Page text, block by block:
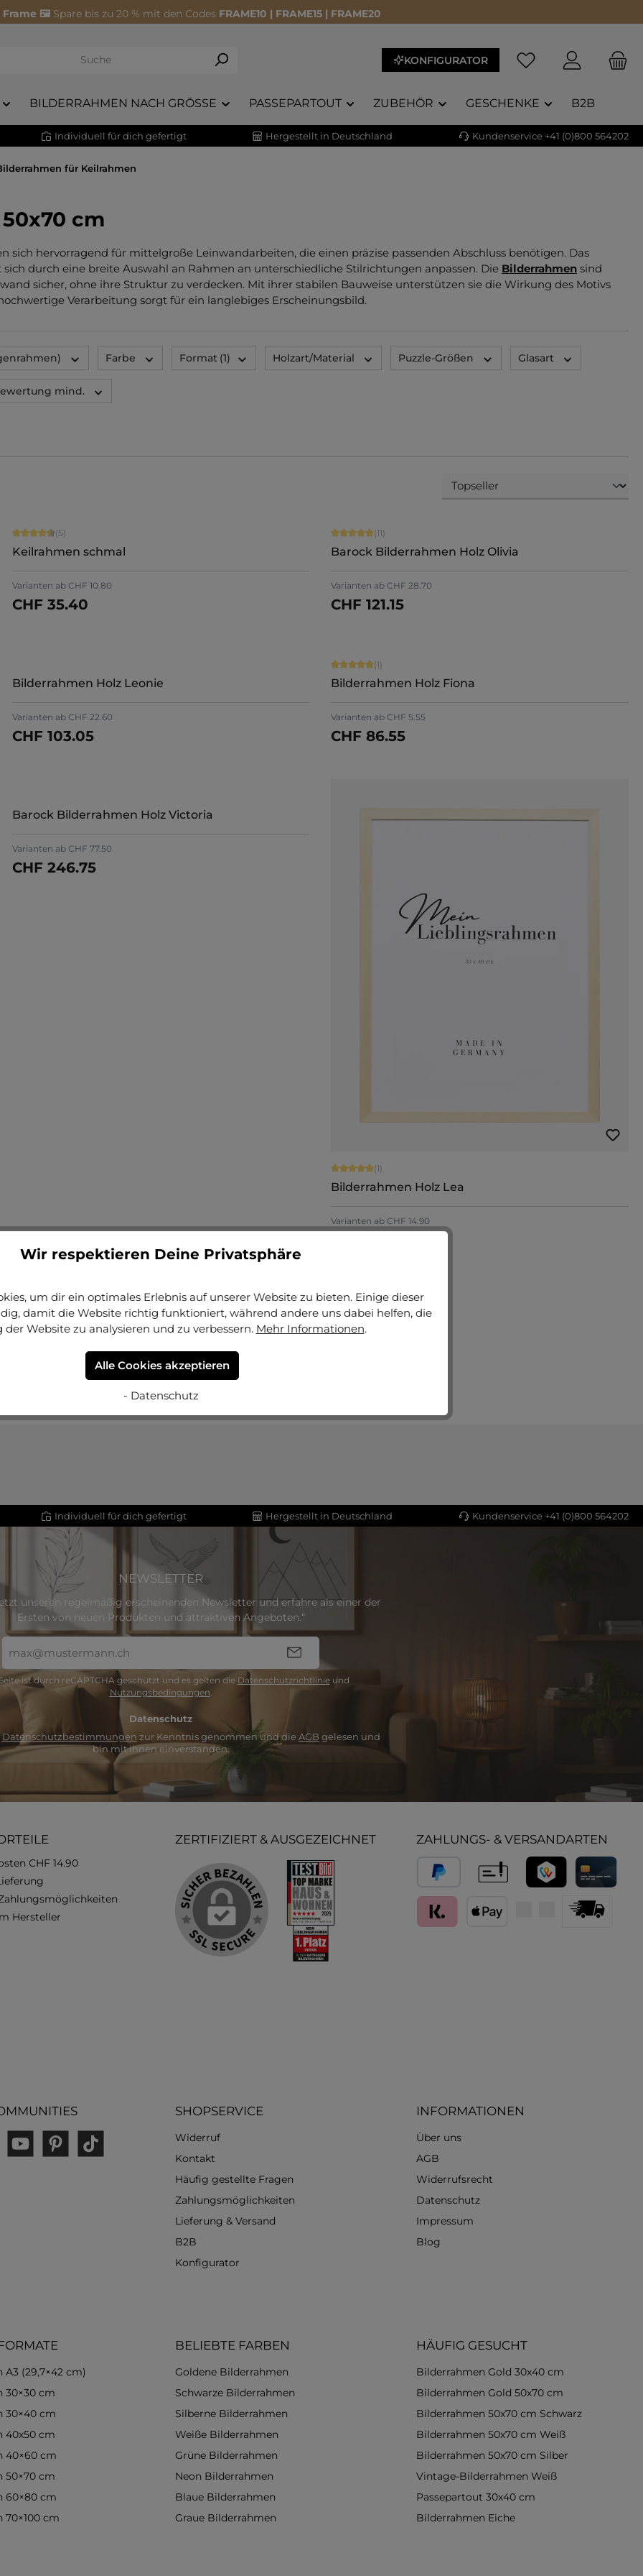
Frame 🖼️ Spare bis zu 20 % mit den Codes FRAME10 | FRAME15 | FRAME20
KONFIGURATOR Du hast 0 Produkte
BILDERRAHMEN NACH GRÖSSE PASSEPARTOUT ZUBEHÖR GESCHENKE B2B
Individuell für dich gefertigt Hergestellt in Deutschland Kundenservice +41 (0)800 564202
für Keilrahmen
cm
sich hervorragend für mittelgroße Leinwandarbeiten, die einen präzise passenden Abschluss benötigen. Das
durch eine breite Auswahl an Rahmen an unterschiedliche Stilrichtungen anpassen. Die Bilderrahmen sind
sicher, ohne ihre Struktur zu verdecken. Mit ihrer stabilen Bauweise unterstützen sie die Wirkung des Motivs
Verarbeitung sorgt für ein langlebiges Erscheinungsbild.
Farbe Format (1) Holzart/Material Puzzle-Größen Glasart
mind.
Durchschnittliche Bewertung von 4.6 von 5 Sternen
(5)
Keilrahmen schmal
Varianten abCHF 10.80
CHF 35.40
Details
Durchschnittliche Bewertung von 5 von 5 Sternen
(11)
Barock Bilderrahmen Holz Olivia
Varianten ab CHF 28.70
CHF 121.15
Jetzt konfigurieren
Bilderrahmen Holz Leonie
Varianten abCHF 22.60
CHF 103.05
Jetzt konfigurieren
Durchschnittliche Bewertung von 5 von 5 Sternen
(1)
Bilderrahmen Holz Fiona
Varianten ab CHF 5.55
CHF 86.55
Jetzt konfigurieren
Barock Bilderrahmen Holz Victoria
Varianten abCHF 77.50
CHF 246.75
Jetzt konfigurieren
Durchschnittliche Bewertung von 5 von 5 Sternen
(1)
Bilderrahmen Holz Lea
Varianten ab CHF 14.90
Individuell für dich gefertigt Hergestellt in Deutschland Kundenservice +41 (0)800 564202
NEWSLETTER
unseren regelmäßig erscheinenden Newsletter und erfahre als einer der
Ersten von neuen Produkten und attraktiven Angeboten.“
Mail-
Adresseist durch reCAPTCHA geschützt und es gelten die Datenschutzrichtlinieund
Nutzungsbedingungen.
Datenschutz
Datenschutzbestimmungen zur Kenntnis genommen und die AGB gelesen und
bin mit ihnen einverstanden.
SHOPSERVICE
Widerruf
Kontakt
Häufig gestellte Fragen
Zahlungsmöglichkeiten
Lieferung & Versand
B2B
Konfigurator
INFORMATIONEN
Über uns
AGB
Widerrufsrecht
Datenschutz
Impressum
Blog
(29,7×42 cm)
30×30 cm
30×40 cm
40x50 cm
40×60 cm
50×70 cm
60×80 cm
70×100 cm
BELIEBTE FARBEN
Goldene Bilderrahmen
Schwarze Bilderrahmen
Silberne Bilderrahmen
Weiße Bilderrahmen
Grüne Bilderrahmen
Neon Bilderrahmen
Blaue Bilderrahmen
Graue Bilderrahmen
HÄUFIG GESUCHT
Bilderrahmen Gold 30x40 cm
Bilderrahmen Gold 50x70 cm
Bilderrahmen 50x70 cm Schwarz
Bilderrahmen 50x70 cm Weiß
Bilderrahmen 50x70 cm Silber
Vintage-Bilderrahmen Weiß
Passepartout 30x40 cm
Bilderrahmen Eiche
ZAHLUNGS- & VERSANDARTEN
PayPal
ZERTIFIZIERT & AUSGEZEICHNET
CHF 14.90
Hersteller
YouTube PinterestTikTok
Wir respektieren Deine Privatsphäre
um dir ein optimales Erlebnis auf unserer Website zu bieten. Einige dieser
damit die Website richtig funktioniert, während andere uns dabei helfen, die
der Website zu analysieren und zu verbessern. Mehr Informationen.
Alle Cookies akzeptieren
- Datenschutz